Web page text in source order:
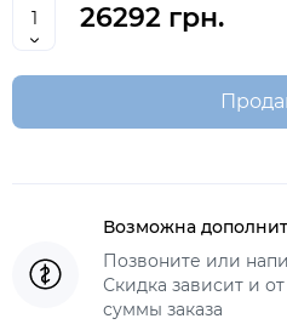
26292 грн.
Возможна
Позвоните или
Скидка зависит и
суммы заказа